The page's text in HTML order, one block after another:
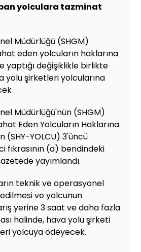
yolculara tazminat
Müdürlüğü (SHGM)
eden yolcuların haklarına
değişiklikle birlikte
yolu şirketleri yolcularına
Müdürlüğü'nün (SHGM)
Eden Yolcuların Haklarına
(SHY-YOLCU) 3'üncü
fıkrasının (a) bendindeki
yayımlandı.
teknik ve operasyonel
ve yolcunun
yerine 3 saat ve daha fazla
halinde, hava yolu şirketi
yolcuya ödeyecek.